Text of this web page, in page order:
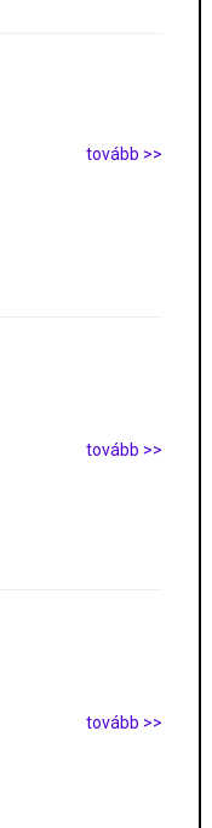
tovább >>
tovább >>
tovább >>